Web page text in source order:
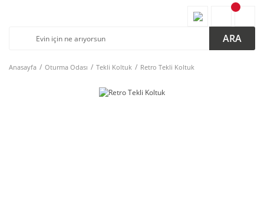
ARA
Anasayfa Oturma Odası Tekli Koltuk Retro Tekli Koltuk